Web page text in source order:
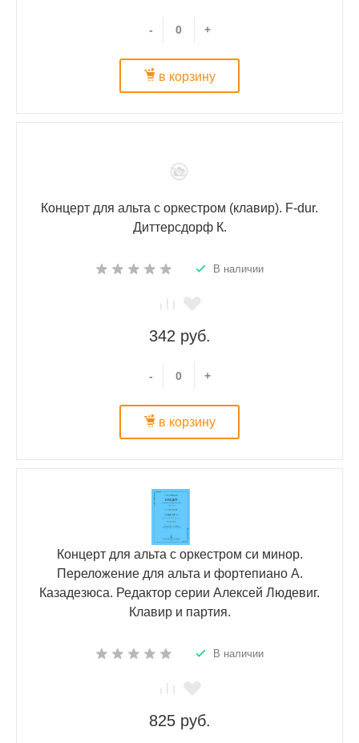
- +
в корзину
Концерт для альта с оркестром (клавир). F-dur.
Диттерсдорф К.
В наличии
342 руб.
- +
в корзину
Концерт для альта с оркестром си минор.
Переложение для альта и фортепиано А.
Казадезюса. Редактор серии Алексей Людевиг.
Клавир и партия.
В наличии
825 руб.